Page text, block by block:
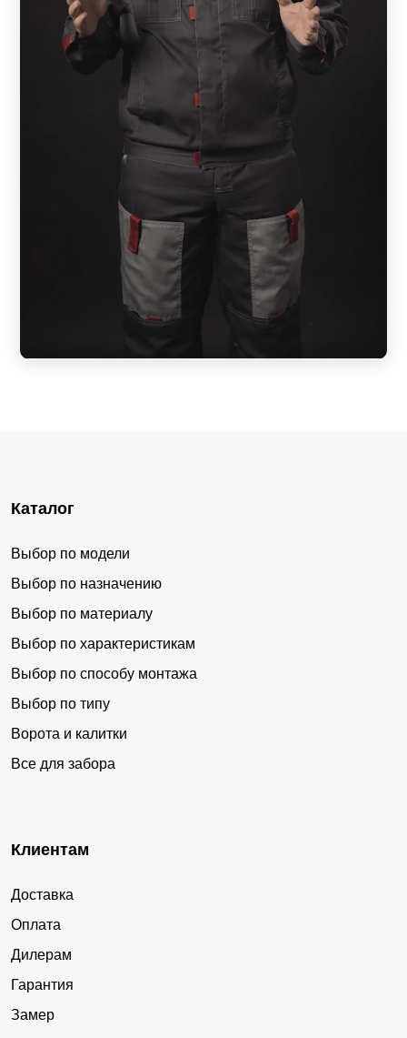
Каталог
Выбор по модели
Выбор по назначению
Выбор по материалу
Выбор по характеристикам
Выбор по способу монтажа
Выбор по типу
Ворота и калитки
Все для забора
Клиентам
Доставка
Оплата
Дилерам
Гарантия
Замер